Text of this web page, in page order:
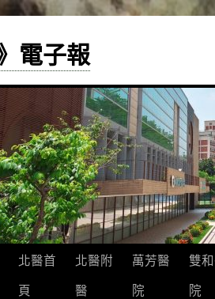
電子報
北醫首
頁
北醫附
醫
萬芳醫
院
雙
院